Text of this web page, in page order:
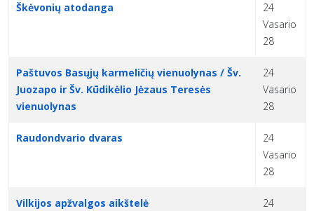
Škėvonių atodanga
24
Vasario
28
Paštuvos Basųjų karmeličių vienuolynas / Šv.
Juozapo ir Šv. Kūdikėlio Jėzaus Teresės
vienuolynas
24
Vasario
28
Raudondvario dvaras
24
Vasario
28
Vilkijos apžvalgos aikštelė
24